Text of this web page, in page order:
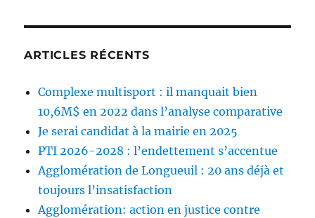
ARTICLES RÉCENTS
Complexe multisport : il manquait bien
10,6M$ en 2022 dans l’analyse comparative
Je serai candidat à la mairie en 2025
PTI 2026-2028 : l’endettement s’accentue
Agglomération de Longueuil : 20 ans déjà et
toujours l’insatisfaction
Agglomération: action en justice contre